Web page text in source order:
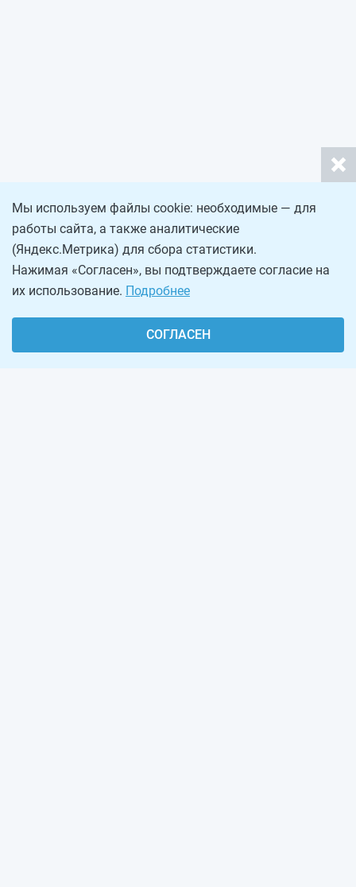
Мы используем файлы cookie: необходимые — для
работы сайта, а также аналитические
(Яндекс.Метрика) для сбора статистики.
Нажимая «Согласен», вы подтверждаете согласие на
их использование. Подробнее
СОГЛАСЕН